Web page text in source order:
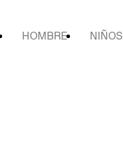
HOMBRE NIÑOS